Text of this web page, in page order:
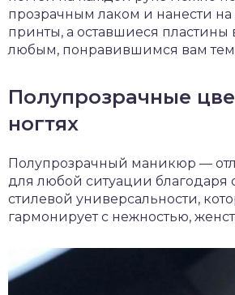
прозрачным лаком и нанести
принты, а оставшиеся пластины
любым, понравившимся вам
Полупрозрачные
ногтях
Полупрозрачный маникюр —
для любой ситуации благодаря
стилевой универсальности,
гармонирует с нежностью,